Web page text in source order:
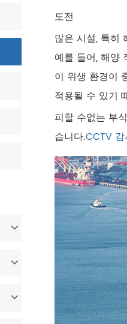
도전
많은 시설, 특히
예를 들어, 해양
이 위생 환경이
적용될 수 있기
피할 수없는 부
습니다.CCTV